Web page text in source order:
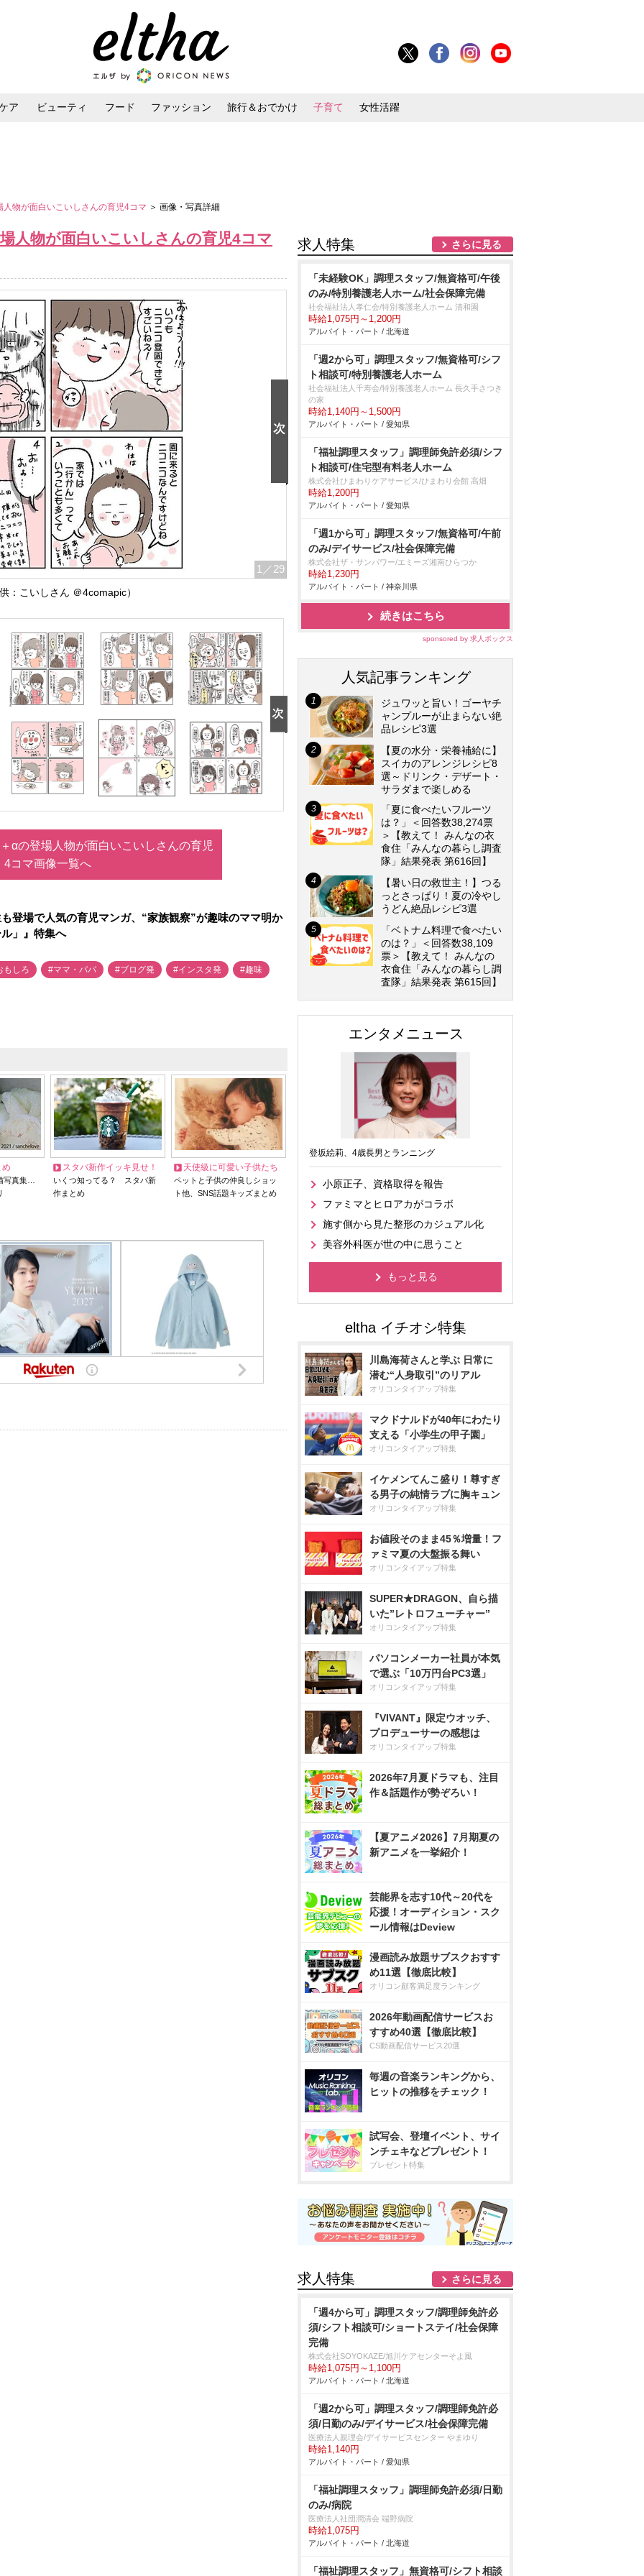
ア ビューティ フード ファッション 旅行＆おでかけ 子育て 女性活躍
物が面白いこいしさんの育児4コマ ＞ 画像・写真詳細
人物が面白いこいしさんの育児4コマ
1 ／29
：こいしさん ＠4comapic）
αの登場人物が面白いこいしさんの育児
4コマ画像一覧へ
登場で人気の育児マンガ、“家族観察”が趣味のママ明か
」』特集へ
もしろ #ママ・パパ #ブログ発 #インスタ発 #趣味
め
写真集…
スタバ新作イッキ見せ！
いくつ知ってる？ スタバ新
作まとめ
天使級に可愛い子供たち
ペットと子供の仲良しショッ
ト他、SNS話題キッズまとめ
求人特集 さらに見る
「未経験OK」調理スタッフ/無資格可/午後
のみ/特別養護老人ホーム/社会保障完備
社会福祉法人孝仁会/特別養護老人ホーム 清和園
時給1,075円～1,200円
アルバイト・パート / 北海道
「週2から可」調理スタッフ/無資格可/シフ
ト相談可/特別養護老人ホーム
社会福祉法人千寿会/特別養護老人ホーム 長久手さつき
の家
時給1,140円～1,500円
アルバイト・パート / 愛知県
「福祉調理スタッフ」調理師免許必須/シフ
ト相談可/住宅型有料老人ホーム
株式会社ひまわりケアサービス/ひまわり会館 高畑
時給1,200円
アルバイト・パート / 愛知県
「週1から可」調理スタッフ/無資格可/午前
のみ/デイサービス/社会保障完備
株式会社ザ・サンパワー/エミーズ湘南ひらつか
時給1,230円
アルバイト・パート / 神奈川県
続きはこちら
sponsored by 求人ボックス
人気記事ランキング
ジュワッと旨い！ゴーヤチ
ャンプルーが止まらない絶
品レシピ3選
【夏の水分・栄養補給に】
スイカのアレンジレシピ8
選～ドリンク・デザート・
サラダまで楽しめる
「夏に食べたいフルーツ
は？」＜回答数38,274票
＞【教えて！ みんなの衣
食住「みんなの暮らし調査
隊」結果発表 第616回】
【暑い日の救世主！】つる
っとさっぱり！夏の冷やし
うどん絶品レシピ3選
「ベトナム料理で食べたい
のは？」＜回答数38,109
票＞【教えて！ みんなの
衣食住「みんなの暮らし調
査隊」結果発表 第615回】
エンタメニュース
登坂絵莉、4歳長男とランニング
小原正子、資格取得を報告
ファミマとヒロアカがコラボ
施す側から見た整形のカジュアル化
美容外科医が世の中に思うこと
もっと見る
川島海荷さんと学ぶ 日常に
潜む“人身取引”のリアル
オリコンタイアップ特集
マクドナルドが40年にわたり
支える「小学生の甲子園」
オリコンタイアップ特集
イケメンてんこ盛り！尊すぎ
る男子の純情ラブに胸キュン
オリコンタイアップ特集
お値段そのまま45％増量！フ
ァミマ夏の大盤振る舞い
オリコンタイアップ特集
SUPER★DRAGON、自ら描
いた”レトロフューチャー”
オリコンタイアップ特集
パソコンメーカー社員が本気
で選ぶ「10万円台PC3選」
オリコンタイアップ特集
『VIVANT』限定ウオッチ、
プロデューサーの感想は
オリコンタイアップ特集
2026年7月夏ドラマも、注目
作＆話題作が勢ぞろい！
【夏アニメ2026】7月期夏の
新アニメを一挙紹介！
芸能界を志す10代～20代を
応援！オーディション・スク
ール情報はDeview
漫画読み放題サブスクおすす
め11選【徹底比較】
オリコン顧客満足度ランキング
2026年動画配信サービスお
すすめ40選【徹底比較】
CS動画配信サービス20選
毎週の音楽ランキングから、
ヒットの推移をチェック！
試写会、登壇イベント、サイ
ンチェキなどプレゼント！
プレゼント特集
求人特集 さらに見る
「週4から可」調理スタッフ/調理師免許必
須/シフト相談可/ショートステイ/社会保障
完備
株式会社SOYOKAZE/旭川ケアセンターそよ風
時給1,075円～1,100円
アルバイト・パート / 北海道
「週2から可」調理スタッフ/調理師免許必
須/日勤のみ/デイサービス/社会保障完備
医療法人親理会/デイサービスセンター やまゆり
時給1,140円
アルバイト・パート / 愛知県
「福祉調理スタッフ」調理師免許必須/日勤
のみ/病院
医療法人社団潤清会 端野病院
時給1,075円
アルバイト・パート / 北海道
「福祉調理スタッフ」無資格可/シフト相談